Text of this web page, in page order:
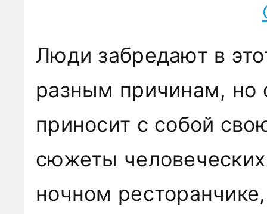
Люди забредают в
разным причинам, но
приносит с собой
сюжеты
ночном